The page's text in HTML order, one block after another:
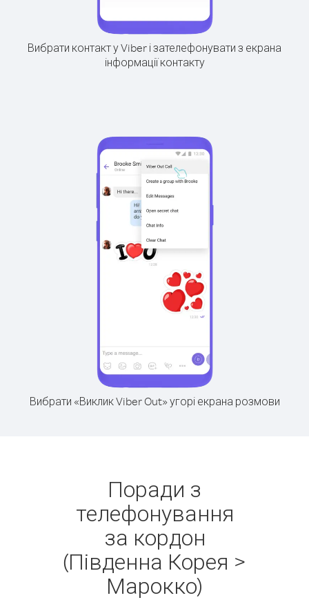
Вибрати контакт у Viber і зателефонувати з екрана
інформації контакту
Вибрати «Виклик Viber Out» угорі екрана розмови
Поради з
телефонування
за кордон
(Південна Корея >
Марокко)